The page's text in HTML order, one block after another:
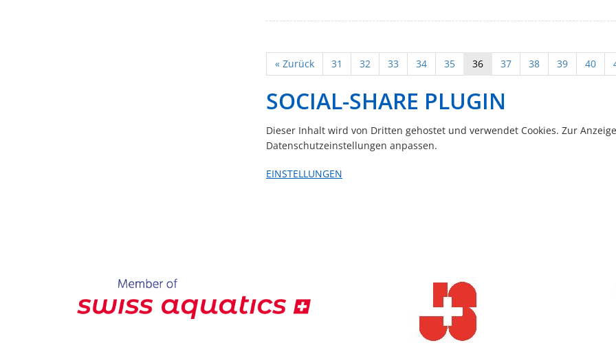
« Zurück 31 32 33 34 35 36 37 38 39 40
SOCIAL-SHARE PLUGIN
Dieser Inhalt wird von Dritten gehostet und verwendet Cookies. Zur
Datenschutzeinstellungen anpassen.
EINSTELLUNGEN